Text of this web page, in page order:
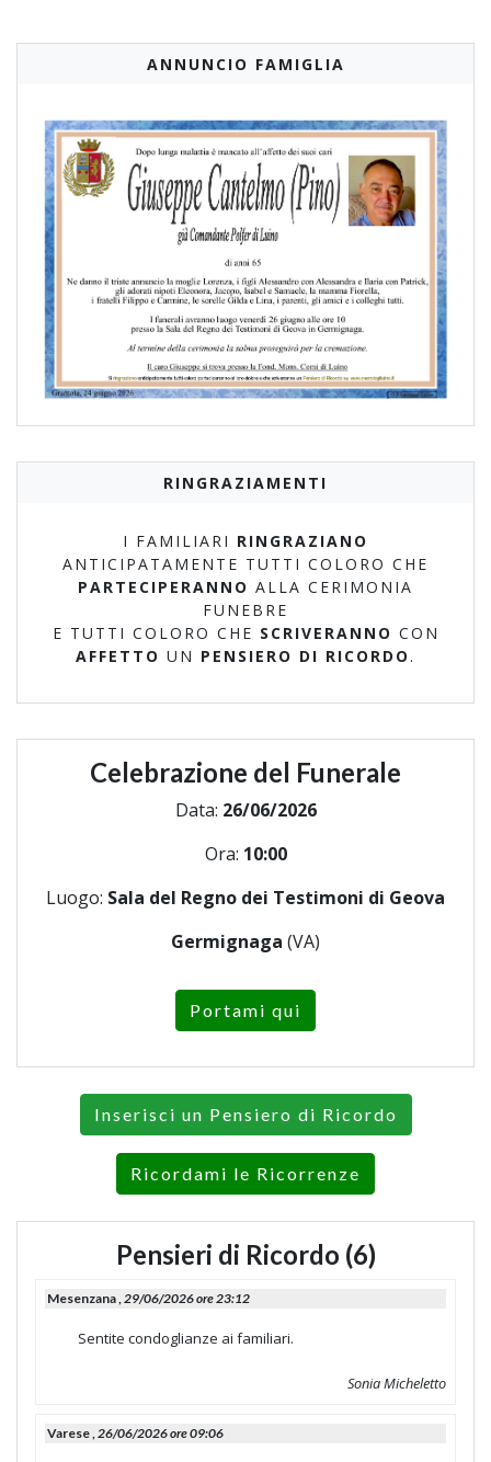
ANNUNCIO FAMIGLIA
RINGRAZIAMENTI
I FAMILIARI RINGRAZIANO
ANTICIPATAMENTE TUTTI COLORO CHE
PARTECIPERANNO ALLA CERIMONIA
FUNEBRE
E TUTTI COLORO CHE SCRIVERANNO CON
AFFETTO UN PENSIERO DI RICORDO .
Celebrazione del Funerale
Data: 26/06/2026
Ora: 10:00
Luogo: Sala del Regno dei Testimoni di Geova
Germignaga (VA)
Portami qui
Inserisci un Pensiero di Ricordo
Ricordami le Ricorrenze
Pensieri di Ricordo (6)
Mesenzana ,29/06/2026 ore 23:12
Sentite condoglianze ai familiari.
Sonia Micheletto
Varese ,26/06/2026 ore 09:06